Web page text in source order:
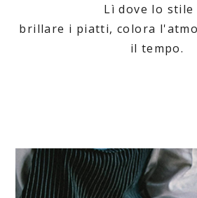
Lì dove lo stile
brillare i piatti, colora
il tempo.